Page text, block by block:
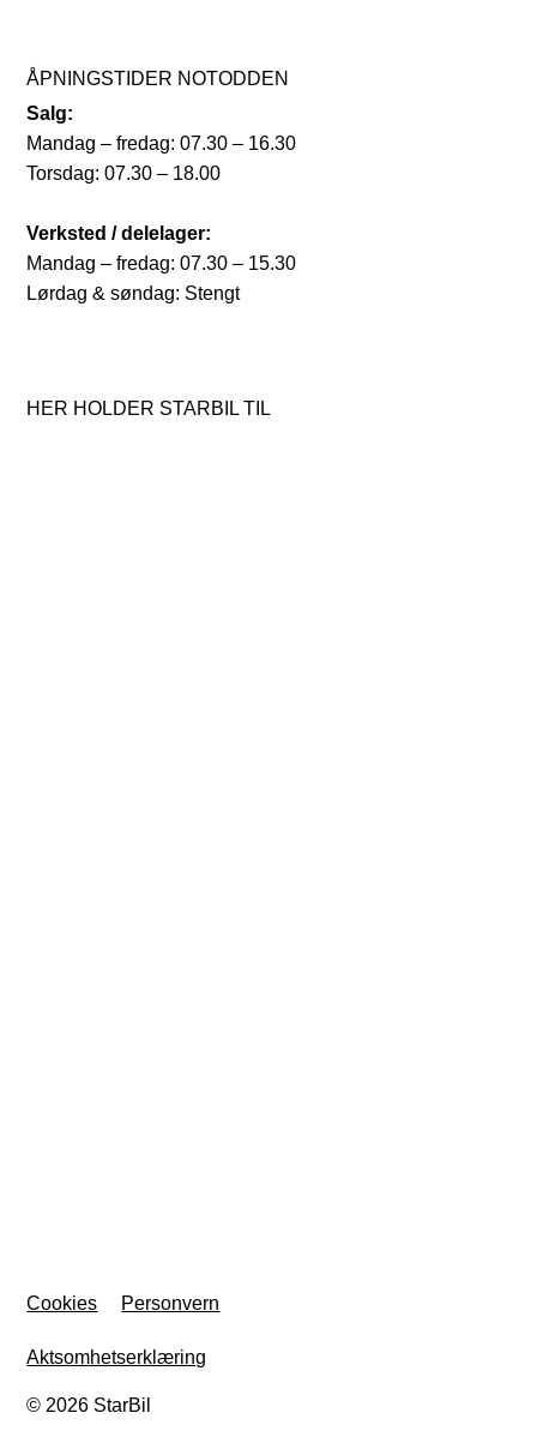
ÅPNINGSTIDER NOTODDEN
Salg:
Mandag – fredag: 07.30 – 16.30
Torsdag: 07.30 – 18.00
Verksted / delelager:
Mandag – fredag: 07.30 – 15.30
Lørdag & søndag: Stengt
HER HOLDER STARBIL TIL
Personvern
Aktsomhetserklæring
Cookies
© 2026 StarBil